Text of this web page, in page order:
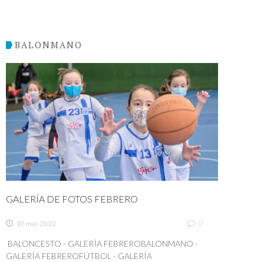
BALONMANO
GALERÍA DE FOTOS FEBRERO
10 mar 2022 0
BALONCESTO - GALERÍA FEBREROBALONMANO -
GALERÍA FEBREROFÚTBOL - GALERÍA